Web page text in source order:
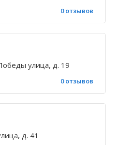
0 отзывов
улица, д. 19
0 отзывов
д. 41